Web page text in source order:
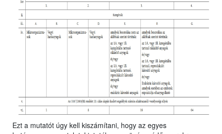
Ezt a mutatót úgy kell kiszámítani, hogy az egyes